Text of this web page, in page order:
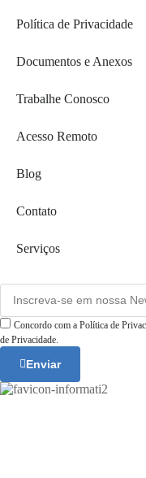
Política de Privacidade
Documentos e Anexos
Trabalhe Conosco
Acesso Remoto
Blog
Contato
Serviços
Concordo com a Política de
de Privacidade.
Enviar